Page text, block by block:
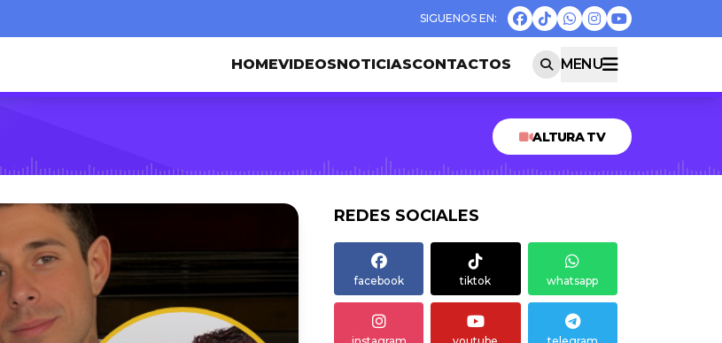
HOMEVIDEOSNOTICIASCONTACTOS MENU
ALTURA TV
REDES SOCIALES
facebook tiktok whatsapp